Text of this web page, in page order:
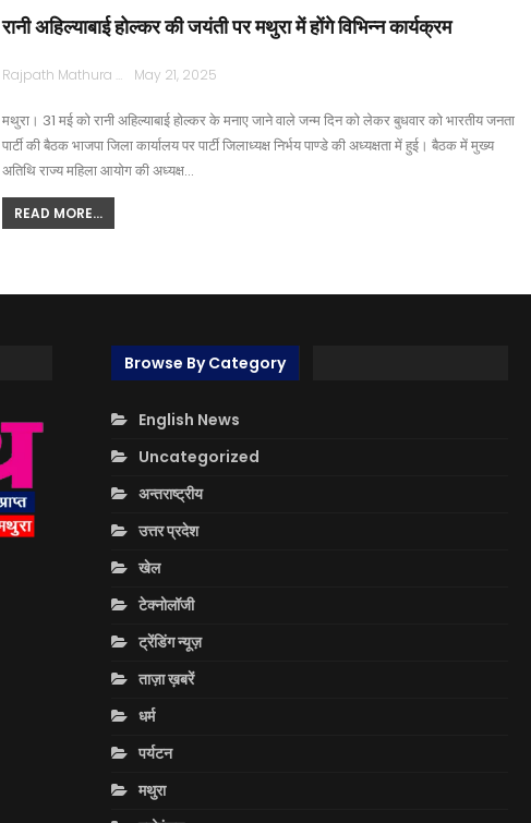
रानी अहिल्याबाई होल्कर की जयंती पर मथुरा में होंगे विभिन्न कार्यक्रम
Rajpath Mathura May 21, 2025
मथुरा। 31 मई को रानी अहिल्याबाई होल्कर के मनाए जाने वाले जन्म दिन को लेकर बुधवार को भारतीय जनता
पार्टी की बैठक भाजपा जिला कार्यालय पर पार्टी जिलाध्यक्ष निर्भय पाण्डे की अध्यक्षता में हुई। बैठक में मुख्य
अतिथि राज्य महिला आयोग की अध्यक्ष…
READ MORE...
Browse By Category
English News
Uncategorized
अन्तराष्ट्रीय
उत्तर प्रदेश
खेल
टेक्नोलॉजी
ट्रेंडिंग न्यूज़
ताज़ा ख़बरें
धर्म
पर्यटन
मथुरा